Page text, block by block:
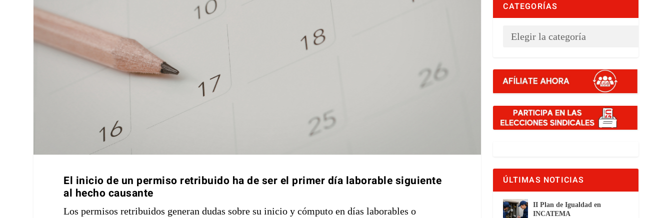
El inicio de un permiso retribuido ha de ser el primer día laborable siguiente
al hecho causante
Los permisos retribuidos generan dudas sobre su inicio y cómputo en días laborables o
CATEGORÍAS
ÚLTIMAS NOTICIAS
II Plan de Igualdad en
INCATEMA